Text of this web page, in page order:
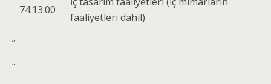
74.13.00
faaliyetleri dahil)
”
“